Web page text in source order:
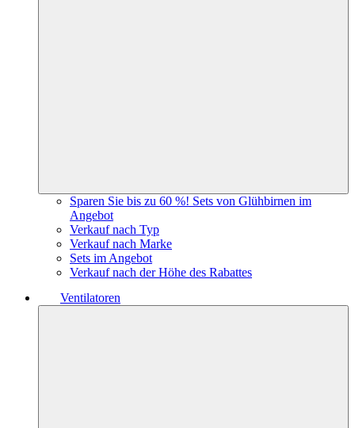
Sparen Sie bis zu 60 %! Sets von Glühbirnen im
Angebot
Verkauf nach Typ
Verkauf nach Marke
Sets im Angebot
Verkauf nach der Höhe des Rabattes
Ventilatoren